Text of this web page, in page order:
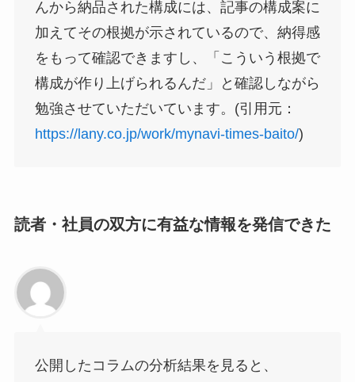
んから納品された構成には、記事の構成案に
加えてその根拠が示されているので、納得感
をもって確認できますし、「こういう根拠で
構成が作り上げられるんだ」と確認しながら
勉強させていただいています。(引用元：
https://lany.co.jp/work/mynavi-times-baito/)
読者・社員の双方に有益な情報を発信できた
公開したコラムの分析結果を見ると、